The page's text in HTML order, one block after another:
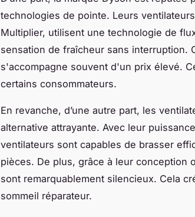
technologies de pointe. Leurs
Multiplier, utilisent une technologie de
sensation de fraîcheur sans interruption.
s'accompagne souvent d'un prix élevé.
certains consommateurs.
En revanche, d’une autre part, les
alternative attrayante. Avec leur
ventilateurs sont capables de brasser
pièces. De plus, grâce à leur conception
sont remarquablement silencieux. Cela
sommeil réparateur.